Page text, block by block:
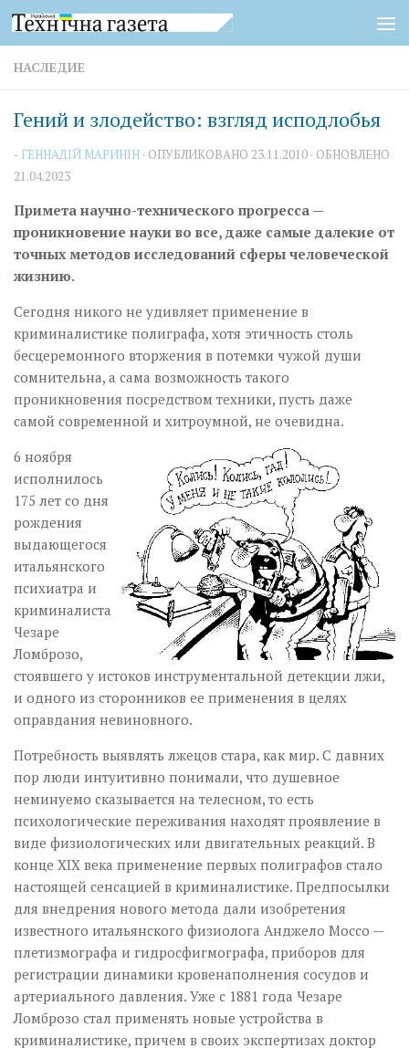
Перейти к содержимому
НАСЛЕДИЕ
Гений и злодейство: взгляд исподлобья
- ГЕННАДІЙ МАРИНІН · ОПУБЛИКОВАНО 23.11.2010 · ОБНОВЛЕНО
21.04.2023
Примета научно-технического прогресса —
проникновение науки во все, даже самые далекие от
точных методов исследований сферы человеческой
жизнию.
Сегодня никого не удивляет применение в
криминалистике полиграфа, хотя этичность столь
бесцеремонного вторжения в потемки чужой души
сомнительна, а сама возможность такого
проникновения посредством техники, пусть даже
самой современной и хитроумной, не очевидна.
6 ноября
исполнилось
175 лет со дня
рождения
выдающегося
итальянского
психиатра и
криминалиста
Чезаре
Ломброзо,
стоявшего у истоков инструментальной детекции лжи,
и одного из сторонников ее применения в целях
оправдания невиновного.
Потребность выявлять лжецов стара, как мир. С давних
пор люди интуитивно понимали, что душевное
неминуемо сказывается на телесном, то есть
психологические переживания находят проявление в
виде физиологических или двигательных реакций. В
конце XIX века применение первых полиграфов стало
настоящей сенсацией в криминалистике. Предпосылки
для внедрения нового метода дали изобретения
известного итальянского физиолога Анджело Моссо —
плетизмографа и гидросфигмографа, приборов для
регистрации динамики кровенаполнения сосудов и
артериального давления. Уже с 1881 года Чезаре
Ломброзо стал применять новые устройства в
криминалистике, причем в своих экспертизах доктор